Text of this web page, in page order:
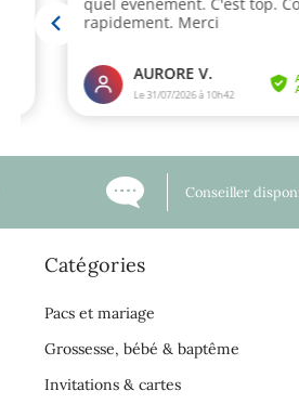
Conseiller
Catégories
Pacs et mariage
Grossesse, bébé & baptême
Invitations & cartes